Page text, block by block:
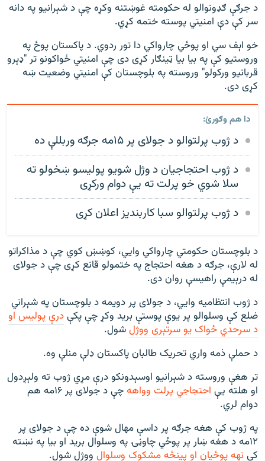
د جرګې ګډونوالو له حکومته غوښتنه وکړه چې د شېرانیو په دانه
سر کې دې امنیتي پوسته ختمه کړي.
خو اېف سي او پوځي چارواکي دا تور ردوي. د پاکستان پوځ په
وروستیو کې په بیا بیا ټینګار کړی دی چې امنیتي ځواکونو تر "ډېرو
قربانیو ورکولو" وروسته په بلوچستان کې امنیتي وضعیت ښه
کړی دی.
دا هم وګورئ:
د ژوب پرلتوالو د جولای پر ۱۵مه جرګه وربللې ده
د ژوب احتجاجیان د وژل شویو پوليسو ښخولو ته
سلا شوي خو پرلت ته يې دوام ورکړی
د ژوب پرلتوالو سبا کاربنديز اعلان کړی
د بلوچستان حکومتي چارواکي وايي، کوښښ کوي چې د مذاکراتو
له لارې، جرګه د هغه احتجاج په ختمولو قانع کړی چې د جولای
له درېيمې راهیسې روان دی.
د ژوب انتظامیه وايي، د جولای پر دویمهد بلوچستان په شېراني
ضلع کې وسلوالو پر یوې پوستې برید وکړ چې پکېدرې پولیس او
د سرحدي ځواک یو سرتېری ووژلشول.
د حملې ذمه واري تحریک طالبان پاکستان ډلې منلې وه.
تر هغې وروسته د شېرانیو اوسېدونکو درې مړي ژوب ته ولېږدول
او هلته یې احتجاجي پرلت وواهه
چې د جولای پر ۱۶مه هم
دوام لري.
په ژوب کې هغه جرګه پر داسې مهال شوې ده چې د جولای پر
۱۲مه د هغه ښار پر پوځي چاوڼۍ په وسلوال برید او بیا په نښته
کې نهه پوځیان او پینځه مشکوک وسلوال ووژل شول.